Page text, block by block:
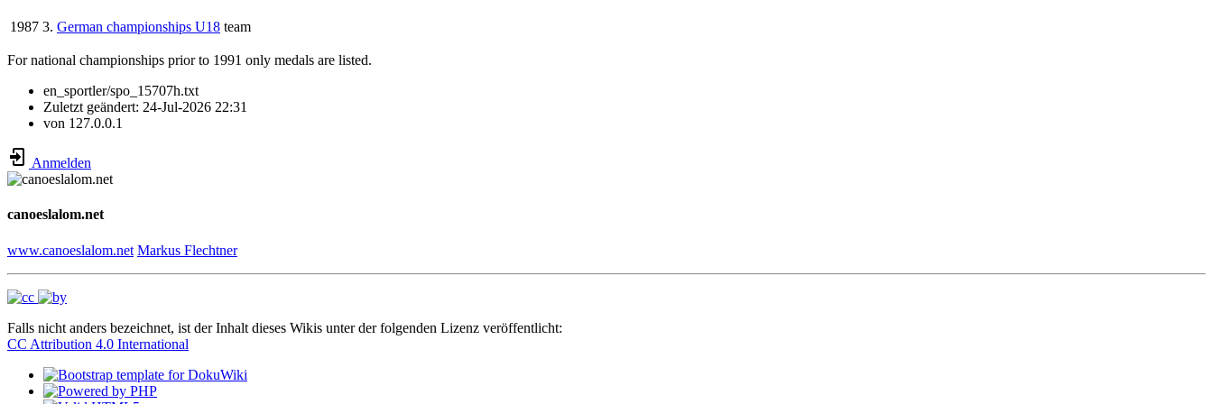
1987 3. German championships U18 team
For national championships prior to 1991 only medals are listed.
en_sportler/spo_15707h.txt
Zuletzt geändert: 24-Jul-2026 22:31
von 127.0.0.1
Anmelden
canoeslalom.net
www.canoeslalom.net Markus Flechtner
Falls nicht anders bezeichnet, ist der Inhalt dieses Wikis unter der folgenden Lizenz veröffentlicht:
CC Attribution 4.0 International